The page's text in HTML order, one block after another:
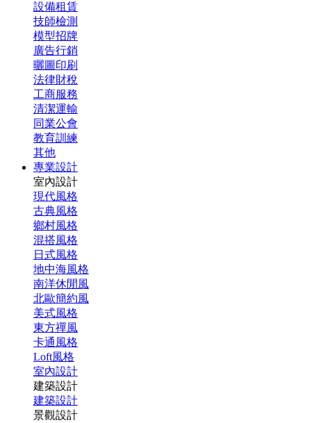
設備租賃
技師檢測
模型招牌
廣告行銷
曬圖印刷
法律財稅
工商服務
清潔運輸
同業公會
教育訓練
其他
專業設計
室內設計
現代風格
古典風格
鄉村風格
混搭風格
日式風格
地中海風格
南洋休閒風
北歐簡約風
美式風格
東方禪風
卡通風格
Loft風格
室內設計
建築設計
建築設計
景觀設計